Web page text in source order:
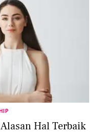
Hal Terbaik